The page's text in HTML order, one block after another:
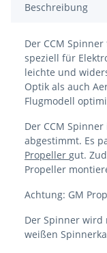
Beschreibung
Der CCM
speziell für
leichte und
Optik als auch
Flugmodell
Der CCM
abgestimmt. Es
Propeller gut.
Propeller
Achtung: GM
Der Spinner
weißen